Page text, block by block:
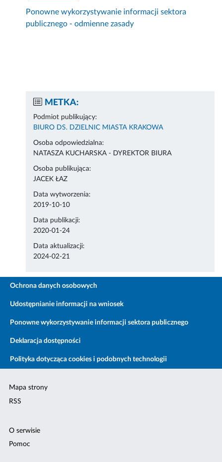
Ponowne wykorzystywanie informacji sektora
publicznego - odmienne zasady
METKA:
Podmiot publikujący:
BIURO DS. DZIELNIC MIASTA KRAKOWA
Osoba odpowiedzialna:
NATASZA KUCHARSKA - DYREKTOR BIURA
Osoba publikująca:
JACEK ŁAZ
Data wytworzenia:
2019-10-10
Data publikacji:
2020-01-24
Data aktualizacji:
2024-02-21
Ochrona danych osobowych
Udostępnianie informacji na wniosek
Ponowne wykorzystywanie informacji sektora publicznego
Deklaracja dostępności
Polityka dotycząca cookies i podobnych technologii
Mapa strony
RSS
O serwisie
Pomoc